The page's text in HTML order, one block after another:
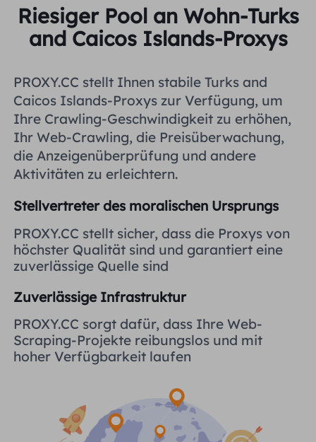
Vereinigte Staaten
Brasilien
Russland
Weitere Integrationen
Indonesia
हिंदी
Português
Riesiger Pool an Wohn-Turks
and Caicos Islands-Proxys
PROXY.CC stellt Ihnen stabile Turks and
Caicos Islands-Proxys zur Verfügung, um
Ihre Crawling-Geschwindigkeit zu erhöhen,
Ihr Web-Crawling, die Preisüberwachung,
die Anzeigenüberprüfung und andere
Aktivitäten zu erleichtern.
Stellvertreter des moralischen Ursprungs
PROXY.CC stellt sicher, dass die Proxys von
höchster Qualität sind und garantiert eine
zuverlässige Quelle sind
Zuverlässige Infrastruktur
PROXY.CC sorgt dafür, dass Ihre Web-
Scraping-Projekte reibungslos und mit
hoher Verfügbarkeit laufen